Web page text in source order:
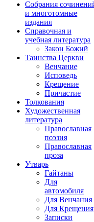
Собрания
и многотомные
издания
Справочная и
учебная литература
Закон Божий
Таинства Церкви
Венчание
Исповедь
Крещение
Причастие
Толкования
Художественная
литература
Православная
поэзия
Православная
проза
Утварь
Гайтаны
Для
автомобиля
Для Венчания
Для Крещения
Записки